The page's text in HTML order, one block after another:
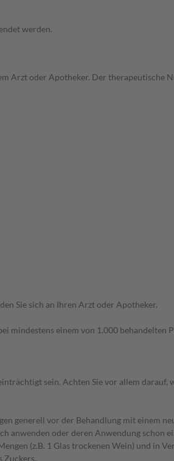
werden.
oder Apotheker. Der therapeutische
Sie sich an Ihren Arzt oder Apotheker.
mindestens einem von 1.000 behandelten
sein. Achten Sie vor allem
generell vor der Behandlung mit einem
anwenden oder deren Anwendung schon
(z.B. 1 Glas trockenen Wein) und in
Zuckers.